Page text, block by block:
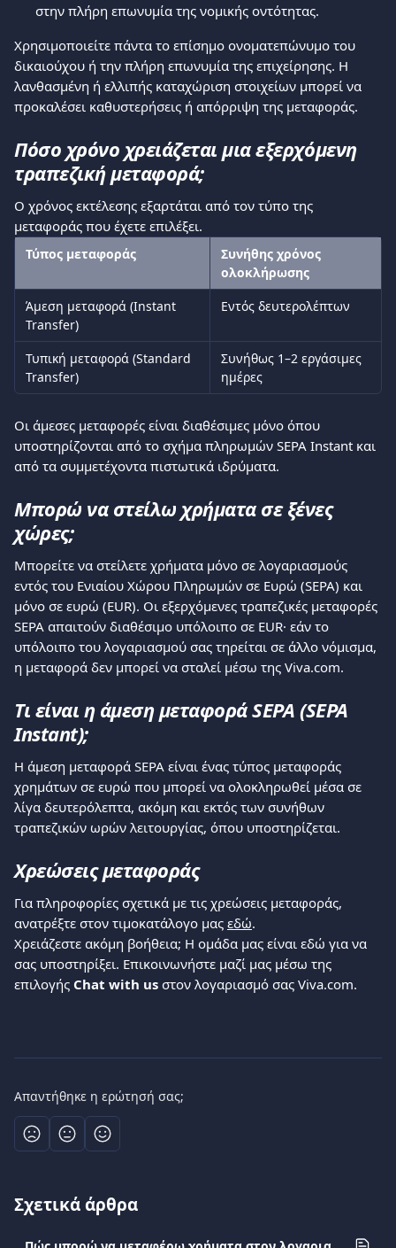
στην πλήρη επωνυμία της νομικής οντότητας.
Χρησιμοποιείτε πάντα το επίσημο ονοματεπώνυμο του
δικαιούχου ή την πλήρη επωνυμία της επιχείρησης. Η
λανθασμένη ή ελλιπής καταχώριση στοιχείων μπορεί να
προκαλέσει καθυστερήσεις ή απόρριψη της μεταφοράς.
Πόσο χρόνο χρειάζεται μια εξερχόμενη
τραπεζική μεταφορά;
Ο χρόνος εκτέλεσης εξαρτάται από τον τύπο της
μεταφοράς που έχετε επιλέξει.
Τύπος μεταφοράς
Συνήθης χρόνος
ολοκλήρωσης
Άμεση μεταφορά (Instant
Transfer)
Εντός δευτερολέπτων
Τυπική μεταφορά (Standard
Transfer)
Συνήθως 1–2 εργάσιμες
ημέρες
Οι άμεσες μεταφορές είναι διαθέσιμες μόνο όπου
υποστηρίζονται από το σχήμα πληρωμών SEPA Instant και
από τα συμμετέχοντα πιστωτικά ιδρύματα.
Μπορώ να στείλω χρήματα σε ξένες
χώρες;
Μπορείτε να στείλετε χρήματα μόνο σε λογαριασμούς
εντός του Ενιαίου Χώρου Πληρωμών σε Ευρώ (SEPA) και
μόνο σε ευρώ (EUR). Οι εξερχόμενες τραπεζικές μεταφορές
SEPA απαιτούν διαθέσιμο υπόλοιπο σε EUR· εάν το
υπόλοιπο του λογαριασμού σας τηρείται σε άλλο νόμισμα,
η μεταφορά δεν μπορεί να σταλεί μέσω της Viva.com.
Τι είναι η άμεση μεταφορά SEPA (SEPA
Instant);
Η άμεση μεταφορά SEPA είναι ένας τύπος μεταφοράς
χρημάτων σε ευρώ που μπορεί να ολοκληρωθεί μέσα σε
λίγα δευτερόλεπτα, ακόμη και εκτός των συνήθων
τραπεζικών ωρών λειτουργίας, όπου υποστηρίζεται.
Χρεώσεις μεταφοράς
Για πληροφορίες σχετικά με τις χρεώσεις μεταφοράς,
ανατρέξτε στον τιμοκατάλογο μας εδώ.
Χρειάζεστε ακόμη βοήθεια; Η ομάδα μας είναι εδώ για να
σας υποστηρίξει. Επικοινωνήστε μαζί μας μέσω της
επιλογής Chat with us στον λογαριασμό σας Viva.com.
Απαντήθηκε η ερώτησή σας;
Σχετικά άρθρα